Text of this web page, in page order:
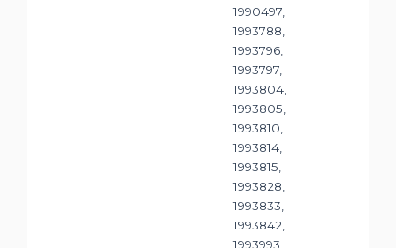
1990497,
1993788,
1993796,
1993797,
1993804,
1993805,
1993810,
1993814,
1993815,
1993828,
1993833,
1993842,
1993993,